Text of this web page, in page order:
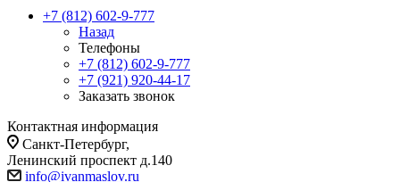
+7 (812) 602-9-777
Назад
Телефоны
+7 (812) 602-9-777
+7 (921) 920-44-17
Заказать звонок
Контактная информация
Cанкт-Петербург,
Ленинский проспект д.140
info@ivanmaslov.ru